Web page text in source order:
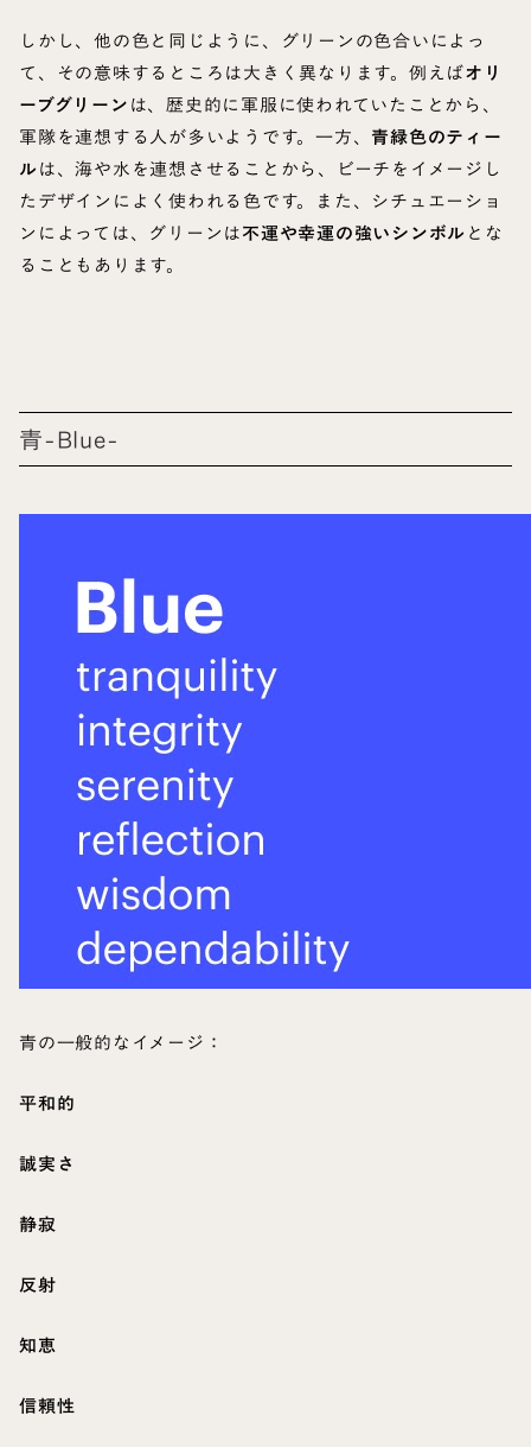
しかし、他の色と同じように、グリーンの色合いによっ
て、その意味するところは大きく異なります。例えばオリ
ーブグリーンは、歴史的に軍服に使われていたことから、
軍隊を連想する人が多いようです。一方、 青緑色のティー
ルは、海や水を連想させることから、ビーチをイメージし
たデザインによく使われる色です。また、シチュエーショ
ンによっては、グリーンは不運や幸運の強いシンボルとな
ることもあります。
青-Blue-
青の一般的なイメージ：
平和的
誠実さ
静寂
反射
知恵
信頼性